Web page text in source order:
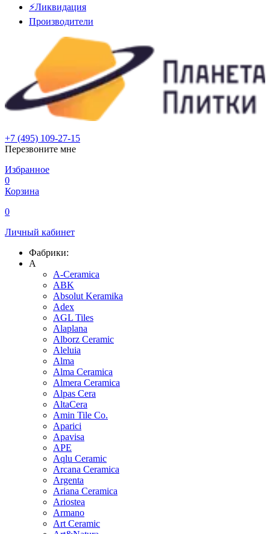
⚡Ликвидация
Производители
+7 (495) 109-27-15
Перезвоните мне
Избранное
0
Корзина
0
Личный кабинет
Фабрики:
A
A-Ceramica
ABK
Absolut Keramika
Adex
AGL Tiles
Alaplana
Alborz Ceramic
Aleluia
Alma
Alma Ceramica
Almera Ceramica
Alpas Cera
AltaCera
Amin Tile Co.
Aparici
Apavisa
APE
Aqlu Ceramic
Arcana Ceramica
Argenta
Ariana Ceramica
Ariostea
Armano
Art Ceramic